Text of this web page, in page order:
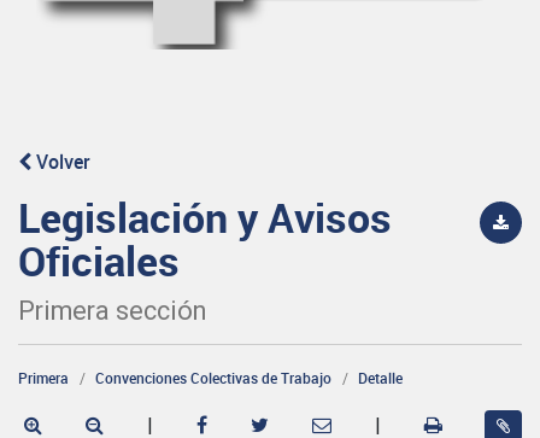
Volver
Legislación y Avisos
Oficiales
Primera sección
Primera Convenciones Colectivas de Trabajo Detalle
| |